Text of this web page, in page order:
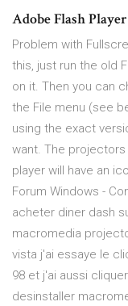
Adobe Flash
Problem with
this, just run the old
on it. Then you can
the File menu (see
using the exact
want. The projectors
player will have an
Forum Windows -
acheter diner dash
macromedia
vista j'ai essaye le
98 et j'ai aussi
desinstaller